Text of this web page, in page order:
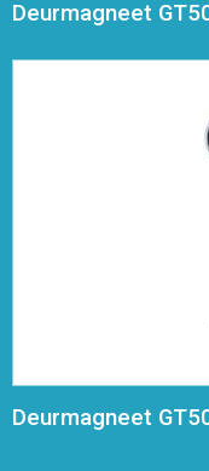
Deurmagneet
Deurmagneet